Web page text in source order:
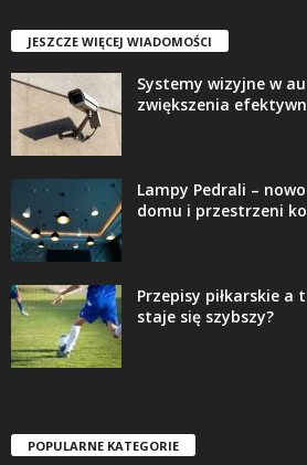
JESZCZE WIĘCEJ WIADOMOŚCI
Systemy wizyjne w
zwiększenia
Lampy Pedrali –
domu i przestrzeni
Przepisy piłkarskie
staje się szybszy?
POPULARNE KATEGORIE